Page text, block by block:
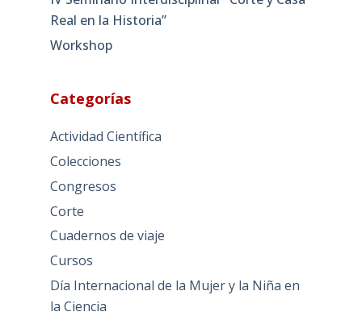
Real en la Historia”
Workshop
Categorías
Actividad Científica
Colecciones
Congresos
Corte
Cuadernos de viaje
Cursos
Día Internacional de la Mujer y la Niña en
la Ciencia